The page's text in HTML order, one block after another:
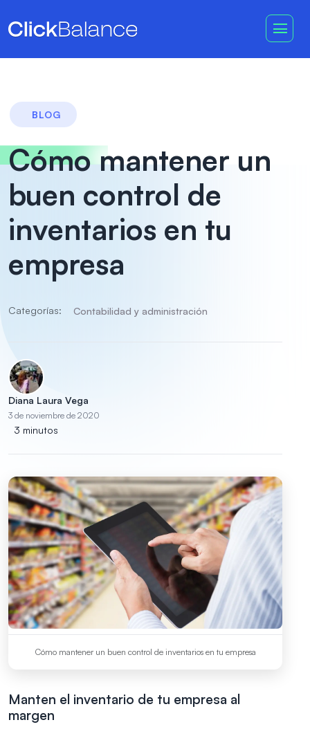
BLOG
Cómo mantener un
buen control de
inventarios en tu
empresa
Categorías: Contabilidad y administración
Diana Laura Vega
3 de noviembre de 2020
3 minutos
Cómo mantener un buen control de inventarios en tu empresa
Manten el inventario de tu empresa al
margen